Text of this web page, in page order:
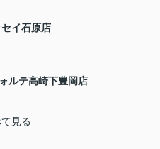
イ石原店
ルテ高崎下豊岡店
見る